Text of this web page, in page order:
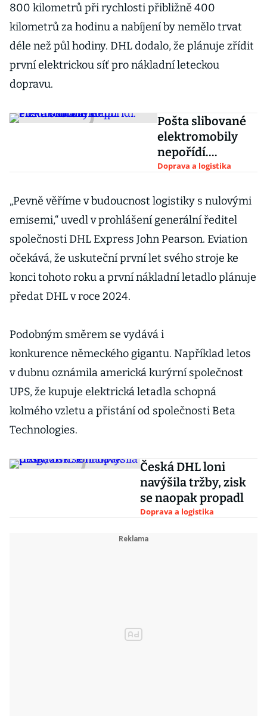
800 kilometrů při rychlosti přibližně 400
kilometrů za hodinu a nabíjení by nemělo trvat
déle než půl hodiny. DHL dodalo, že plánuje zřídit
první elektrickou síť pro nákladní leteckou
dopravu.
Pošta slibované
elektromobily
nepořídí.
Pošťákům ale
Doprava a logistika
„Pevně věříme v budoucnost logistiky s nulovými
emisemi,“ uvedl v prohlášení generální ředitel
společnosti DHL Express John Pearson. Eviation
očekává, že uskuteční první let svého stroje ke
konci tohoto roku a první nákladní letadlo plánuje
předat DHL v roce 2024.
Podobným směrem se vydává i
konkurence německého gigantu. Například letos
v dubnu oznámila americká kurýrní společnost
UPS, že kupuje elektrická letadla schopná
kolmého vzletu a přistání od společnosti Beta
Technologies.
Česká DHL loni
navýšila tržby, zisk
se naopak propadl
Doprava a logistika